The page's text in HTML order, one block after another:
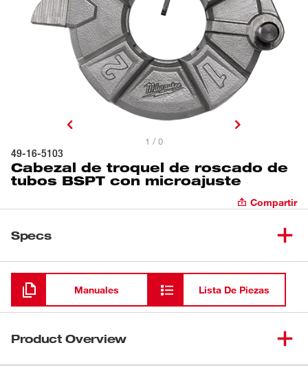
1 / 0
49-16-5103
Cabezal de troquel de roscado de
tubos BSPT con microajuste
Compartir
Specs
Cargando
Manuales Lista De Piezas
Product Overview